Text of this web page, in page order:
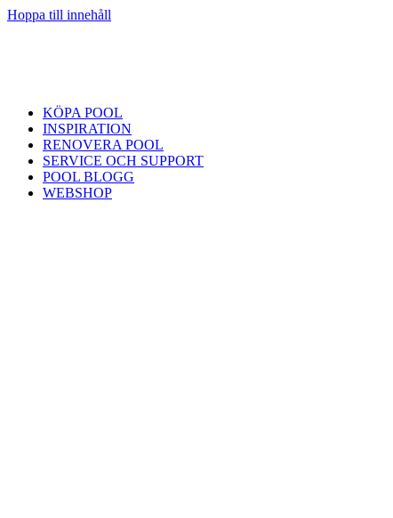
Hoppa till innehåll
KÖPA POOL
INSPIRATION
RENOVERA POOL
SERVICE OCH SUPPORT
POOL BLOGG
WEBSHOP